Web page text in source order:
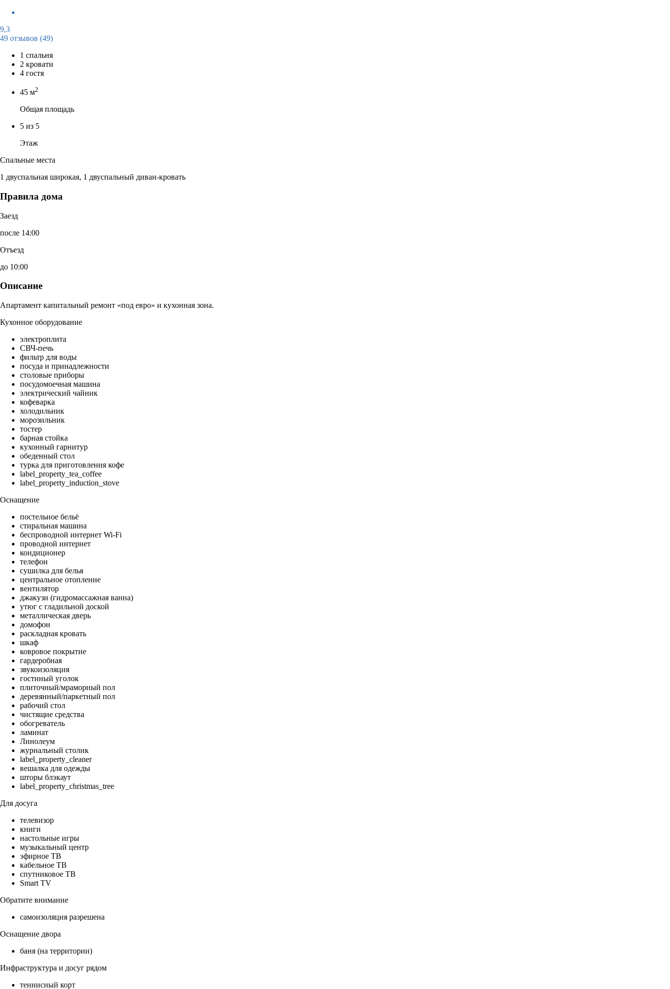
9,3
49 отзывов (49)
1 спальня
2 кровати
4 гостя
45 м2
Общая площадь
5 из 5
Этаж
Спальные места
1 двуспальная широкая, 1 двуспальный диван-кровать
Правила дома
Заезд
после 14:00
Отъезд
до 10:00
Описание
Апартамент капитальный ремонт «под евро» и кухонная зона.
Кухонное оборудование
электроплита
СВЧ-печь
фильтр для воды
посуда и принадлежности
столовые приборы
посудомоечная машина
электрический чайник
кофеварка
холодильник
морозильник
тостер
барная стойка
кухонный гарнитур
обеденный стол
турка для приготовления кофе
label_property_tea_coffee
label_property_induction_stove
Оснащение
постельное бельё
стиральная машина
беспроводной интернет Wi-Fi
проводной интернет
кондиционер
телефон
сушилка для белья
центральное отопление
вентилятор
джакузи (гидромассажная ванна)
утюг с гладильной доской
металлическая дверь
домофон
раскладная кровать
шкаф
ковровое покрытие
гардеробная
звукоизоляция
гостиный уголок
плиточный/мраморный пол
деревянный/паркетный пол
рабочий стол
чистящие средства
обогреватель
ламинат
Линолеум
журнальный столик
label_property_cleaner
вешалка для одежды
шторы блэкаут
label_property_christmas_tree
Для досуга
телевизор
книги
настольные игры
музыкальный центр
эфирное ТВ
кабельное ТВ
спутниковое ТВ
Smart TV
Обратите внимание
самоизоляция разрешена
Оснащение двора
баня (на территории)
Инфраструктура и досуг рядом
теннисный корт